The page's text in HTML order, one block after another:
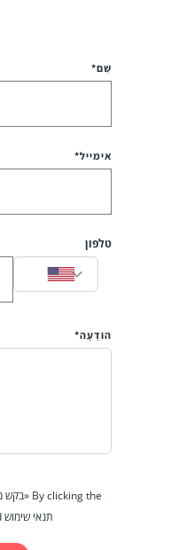
שֵׁם*
אימייל*
טלפון
הוֹדָעָה*
תנאי שימוש and מדיניות הפרטיות